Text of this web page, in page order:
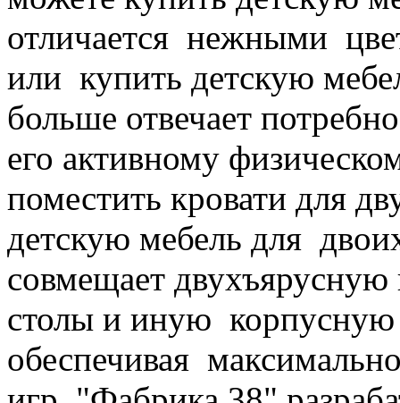
отличается нежными
или купить детскую
больше отвечает
его активному
поместить кровати для
детскую мебель для
совмещает
столы и иную корпусную
обеспечивая